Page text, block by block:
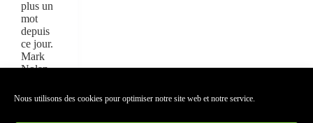
Nous utilisons des cookies pour optimiser notre site web et notre service.
plus un
mot
depuis
ce jour.
Mark
Nolan,
oncle…